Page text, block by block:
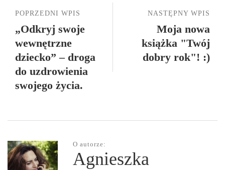
NASTĘPNY WPIS
Moja nowa
książka "Twój
dobry rok"! :)
POPRZEDNI WPIS
„Odkryj swoje
wewnętrzne
dziecko” – droga
do uzdrowienia
swojego życia.
O autorze:
Agnieszka